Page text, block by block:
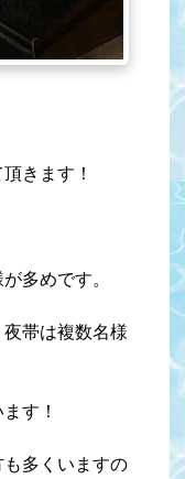
きます！
多めです。
帯は複数名様
す！
多くいますの